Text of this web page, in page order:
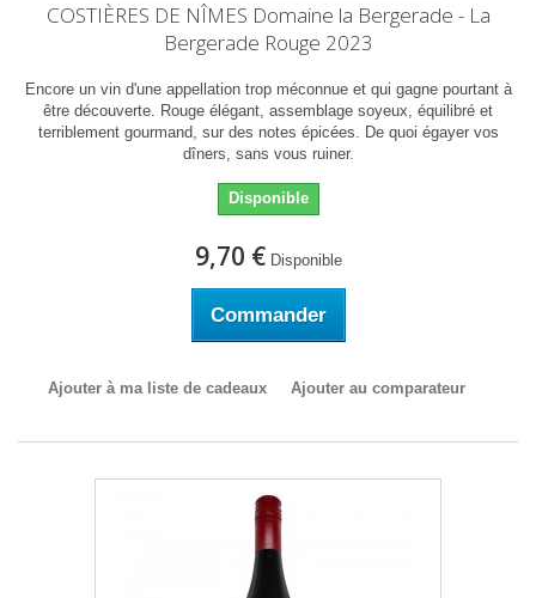
COSTIÈRES DE NÎMES Domaine la Bergerade - La
Bergerade Rouge 2023
Encore un vin d'une appellation trop méconnue et qui gagne pourtant à
être découverte. Rouge élégant, assemblage soyeux, équilibré et
terriblement gourmand, sur des notes épicées. De quoi égayer vos
dîners, sans vous ruiner.
Disponible
9,70 € Disponible
Commander
Ajouter à ma liste de cadeaux Ajouter au comparateur